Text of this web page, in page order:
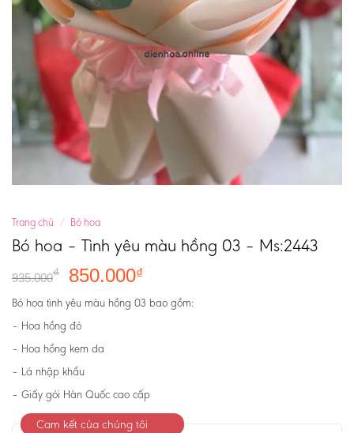
Trang chủ / Bó hoa
Bó hoa – Tình yêu màu hồng 03 – Ms:2443
935.000₫ 850.000₫
Bó hoa tình yêu màu hồng 03 bao gồm:
– Hoa hồng đỏ
– Hoa hồng kem da
– Lá nhập khẩu
– Giấy gói Hàn Quốc cao cấp
Cam kết của chúng tôi